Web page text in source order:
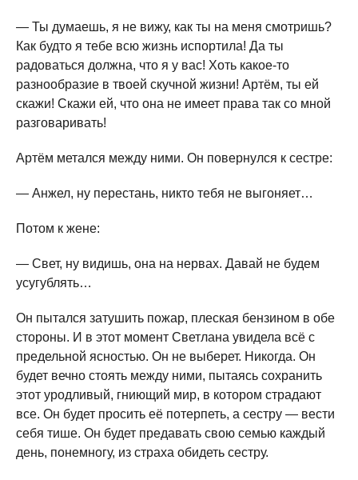
— Ты думаешь, я не вижу, как ты на меня смотришь?
Как будто я тебе всю жизнь испортила! Да ты
радоваться должна, что я у вас! Хоть какое-то
разнообразие в твоей скучной жизни! Артём, ты ей
скажи! Скажи ей, что она не имеет права так со мной
разговаривать!
Артём метался между ними. Он повернулся к сестре:
— Анжел, ну перестань, никто тебя не выгоняет…
Потом к жене:
— Свет, ну видишь, она на нервах. Давай не будем
усугублять…
Он пытался затушить пожар, плеская бензином в обе
стороны. И в этот момент Светлана увидела всё с
предельной ясностью. Он не выберет. Никогда. Он
будет вечно стоять между ними, пытаясь сохранить
этот уродливый, гниющий мир, в котором страдают
все. Он будет просить её потерпеть, а сестру — вести
себя тише. Он будет предавать свою семью каждый
день, понемногу, из страха обидеть сестру.